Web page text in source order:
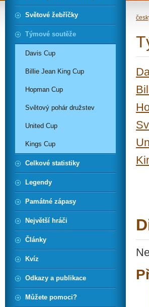
Světové žebříčky
Týmové soutěže
Davis Cup
Billie Jean King Cup
Hopman Cup
Světový pohár družstev
United Cup
Kings Cup
Celkové statistiky
Legendy
Památné zápasy
Největší hráči
Články
Kvíz
Odkazy a publikace
Můžete pomoci?